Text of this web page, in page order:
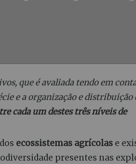
que é avaliada tendo em
e a organização e distribuição
cada um destes três níveis de
ecossistemas agrícolas e
presentes nas